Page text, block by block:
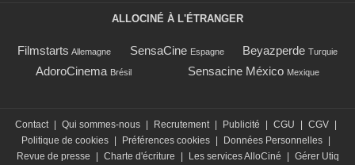
ALLOCINÉ À L'ÉTRANGER
Filmstarts Allemagne SensaCine Espagne Beyazperde Turquie
AdoroCinema Brésil Sensacine México Mexique
Contact | Qui sommes-nous | Recrutement | Publicité | CGU | CGV |
Politique de cookies | Préférences cookies | Données Personnelles |
Revue de presse
| Charte d'écriture | Les services AlloCiné | Gérer Utiq